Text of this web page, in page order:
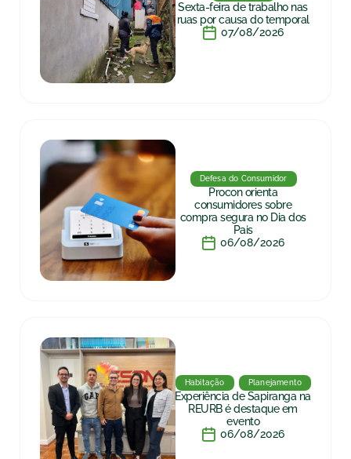
Sexta-feira de trabalho nas
ruas por causa do temporal
07/08/2026
Defesa do Consumidor
Procon orienta
consumidores sobre
compra segura no Dia dos
Pais
06/08/2026
Habitação Planejamento
Experiência de Sapiranga na
REURB é destaque em
evento
06/08/2026